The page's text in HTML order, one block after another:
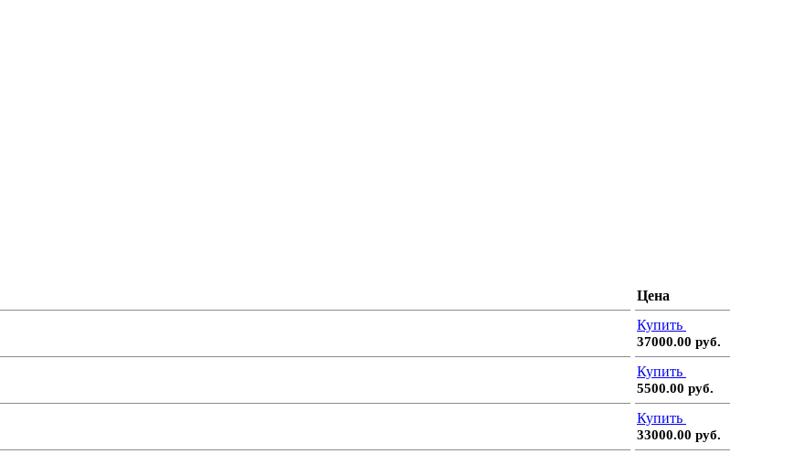
Цена
Купить
37000.00 руб.
Купить
5500.00 руб.
Купить
33000.00 руб.